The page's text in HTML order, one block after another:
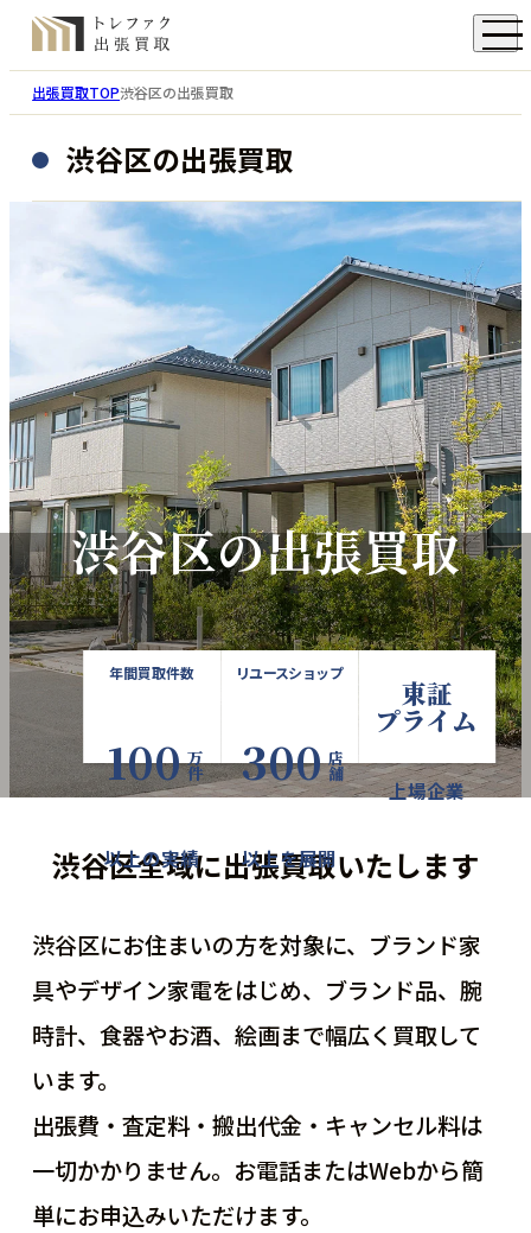
出張買取TOP渋谷区の出張買取
渋谷区の出張買取
渋谷区の出張買取
年間買取件数
100万件
以上の実績
リユースショップ
300店舗
以上を展開
東証
プライム
上場企業
渋谷区全域に出張買取いたします
渋谷区にお住まいの方を対象に、ブランド家
具やデザイン家電をはじめ、 ブランド品、腕
時計、食器やお酒、絵画まで幅広く買取して
います。
出張費・査定料・搬出代金・キャンセル料は
一切かかりません。お電話またはWebから簡
単にお申込みいただけます。